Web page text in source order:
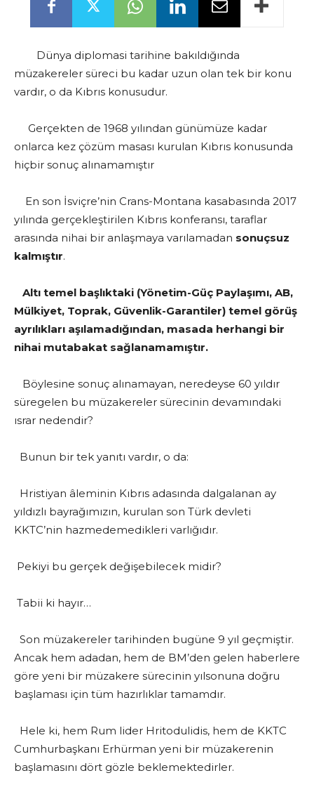
Dünya diplomasi tarihine bakıldığında
müzakereler süreci bu kadar uzun olan tek bir konu
vardır, o da Kıbrıs konusudur.
Gerçekten de 1968 yılından günümüze kadar
onlarca kez çözüm masası kurulan Kıbrıs konusunda
hiçbir sonuç alınamamıştır
En son İsviçre’nin Crans-Montana kasabasında 2017
yılında gerçekleştirilen Kıbrıs konferansı, taraflar
arasında nihai bir anlaşmaya varılamadan sonuçsuz
kalmıştır.
Altı temel başlıktaki (Yönetim-Güç Paylaşımı, AB,
Mülkiyet, Toprak, Güvenlik-Garantiler) temel görüş
ayrılıkları aşılamadığından, masada herhangi bir
nihai mutabakat sağlanamamıştır.
Böylesine sonuç alınamayan, neredeyse 60 yıldır
süregelen bu müzakereler sürecinin devamındaki
ısrar nedendir?
Bunun bir tek yanıtı vardır, o da:
Hristiyan âleminin Kıbrıs adasında dalgalanan ay
yıldızlı bayrağımızın, kurulan son Türk devleti
KKTC’nin hazmedemedikleri varlığıdır.
Pekiyi bu gerçek değişebilecek midir?
Tabii ki hayır…
Son müzakereler tarihinden bugüne 9 yıl geçmiştir.
Ancak hem adadan, hem de BM’den gelen haberlere
göre yeni bir müzakere sürecinin yılsonuna doğru
başlaması için tüm hazırlıklar tamamdır.
Hele ki, hem Rum lider Hritodulidis, hem de KKTC
Cumhurbaşkanı Erhürman yeni bir müzakerenin
başlamasını dört gözle beklemektedirler.